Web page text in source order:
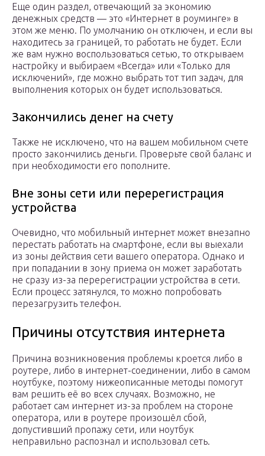
Еще один раздел, отвечающий за экономию
денежных средств — это «Интернет в роуминге» в
этом же меню. По умолчанию он отключен, и если вы
находитесь за границей, то работать не будет. Если
же вам нужно воспользоваться сетью, то открываем
настройку и выбираем «Всегда» или «Только для
исключений», где можно выбрать тот тип задач, для
выполнения которых он будет использоваться.
Закончились денег на счету
Также не исключено, что на вашем мобильном счете
просто закончились деньги. Проверьте свой баланс и
при необходимости его пополните.
Вне зоны сети или перерегистрация
устройства
Очевидно, что мобильный интернет может внезапно
перестать работать на смартфоне, если вы выехали
из зоны действия сети вашего оператора. Однако и
при попадании в зону приема он может заработать
не сразу из-за перерегистрации устройства в сети.
Если процесс затянулся, то можно попробовать
перезагрузить телефон.
Причины отсутствия интернета
Причина возникновения проблемы кроется либо в
роутере, либо в интернет-соединении, либо в самом
ноутбуке, поэтому нижеописанные методы помогут
вам решить её во всех случаях. Возможно, не
работает сам интернет из-за проблем на стороне
оператора, или в роутере произошёл сбой,
допустивший пропажу сети, или ноутбук
неправильно распознал и использовал сеть.